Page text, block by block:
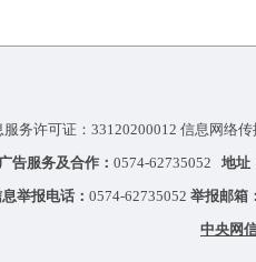
务许可证：33120200012 信息网络
广告服务及合作： 0574-62735052 地址
举报电话： 0574-62735052 举报邮箱：
中央网